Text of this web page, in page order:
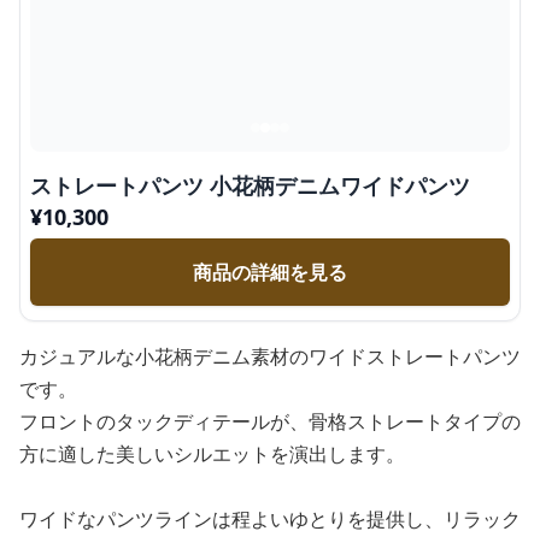
ストレートパンツ 小花柄デニムワイドパンツ
¥10,300
商品の詳細を見る
カジュアルな小花柄デニム素材のワイドストレートパンツ
です。
フロントのタックディテールが、骨格ストレートタイプの
方に適した美しいシルエットを演出します。
ワイドなパンツラインは程よいゆとりを提供し、リラック